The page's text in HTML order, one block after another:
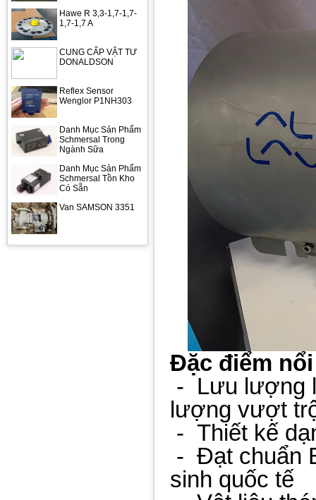
Hawe R 3,3-1,7-1,7-
1,7-1,7 A
CUNG CẤP VẬT TƯ
DONALDSON
Reflex Sensor
Wenglor P1NH303
Danh Mục Sản Phẩm
Schmersal Trong
Ngành Sữa
Danh Mục Sản Phẩm
Schmersal Tồn Kho
Có Sẵn
Van SAMSON 3351
Đặc điểm
- Lưu lượng
lượng vượt
- Thiết kế
- Đạt chuẩn
sinh quốc tế